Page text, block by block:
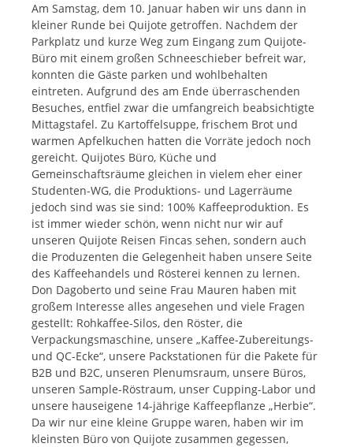
Am Samstag, dem 10. Januar haben wir uns dann in
kleiner Runde bei Quijote getroffen. Nachdem der
Parkplatz und kurze Weg zum Eingang zum Quijote-
Büro mit einem großen Schneeschieber befreit war,
konnten die Gäste parken und wohlbehalten
eintreten. Aufgrund des am Ende überraschenden
Besuches, entfiel zwar die umfangreich beabsichtigte
Mittagstafel. Zu Kartoffelsuppe, frischem Brot und
warmen Apfelkuchen hatten die Vorräte jedoch noch
gereicht. Quijotes Büro, Küche und
Gemeinschaftsräume gleichen in vielem eher einer
Studenten-WG, die Produktions- und Lagerräume
jedoch sind was sie sind: 100% Kaffeeproduktion. Es
ist immer wieder schön, wenn nicht nur wir auf
unseren Quijote Reisen Fincas sehen, sondern auch
die Produzenten die Gelegenheit haben unsere Seite
des Kaffeehandels und Rösterei kennen zu lernen.
Don Dagoberto und seine Frau Mauren haben mit
großem Interesse alles angesehen und viele Fragen
gestellt: Rohkaffee-Silos, den Röster, die
Verpackungsmaschine, unsere „Kaffee-Zubereitungs-
und QC-Ecke“, unsere Packstationen für die Pakete für
B2B und B2C, unseren Plenumsraum, unsere Büros,
unseren Sample-Röstraum, unser Cupping-Labor und
unsere hauseigene 14-jährige Kaffeepflanze „Herbie“.
Da wir nur eine kleine Gruppe waren, haben wir im
kleinsten Büro von Quijote zusammen gegessen,